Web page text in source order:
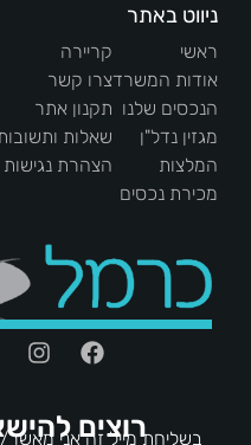
ניווט באתר
ראשי
אודות המשרד
הנכסים שלנו
מגזין נדל"ן
המלצות
מכירת נכסים
קריירה
צרו קשר
תקנון אתר
שאלות
הצהרת נגישות
רוצים
בשליחת מייל זה אני